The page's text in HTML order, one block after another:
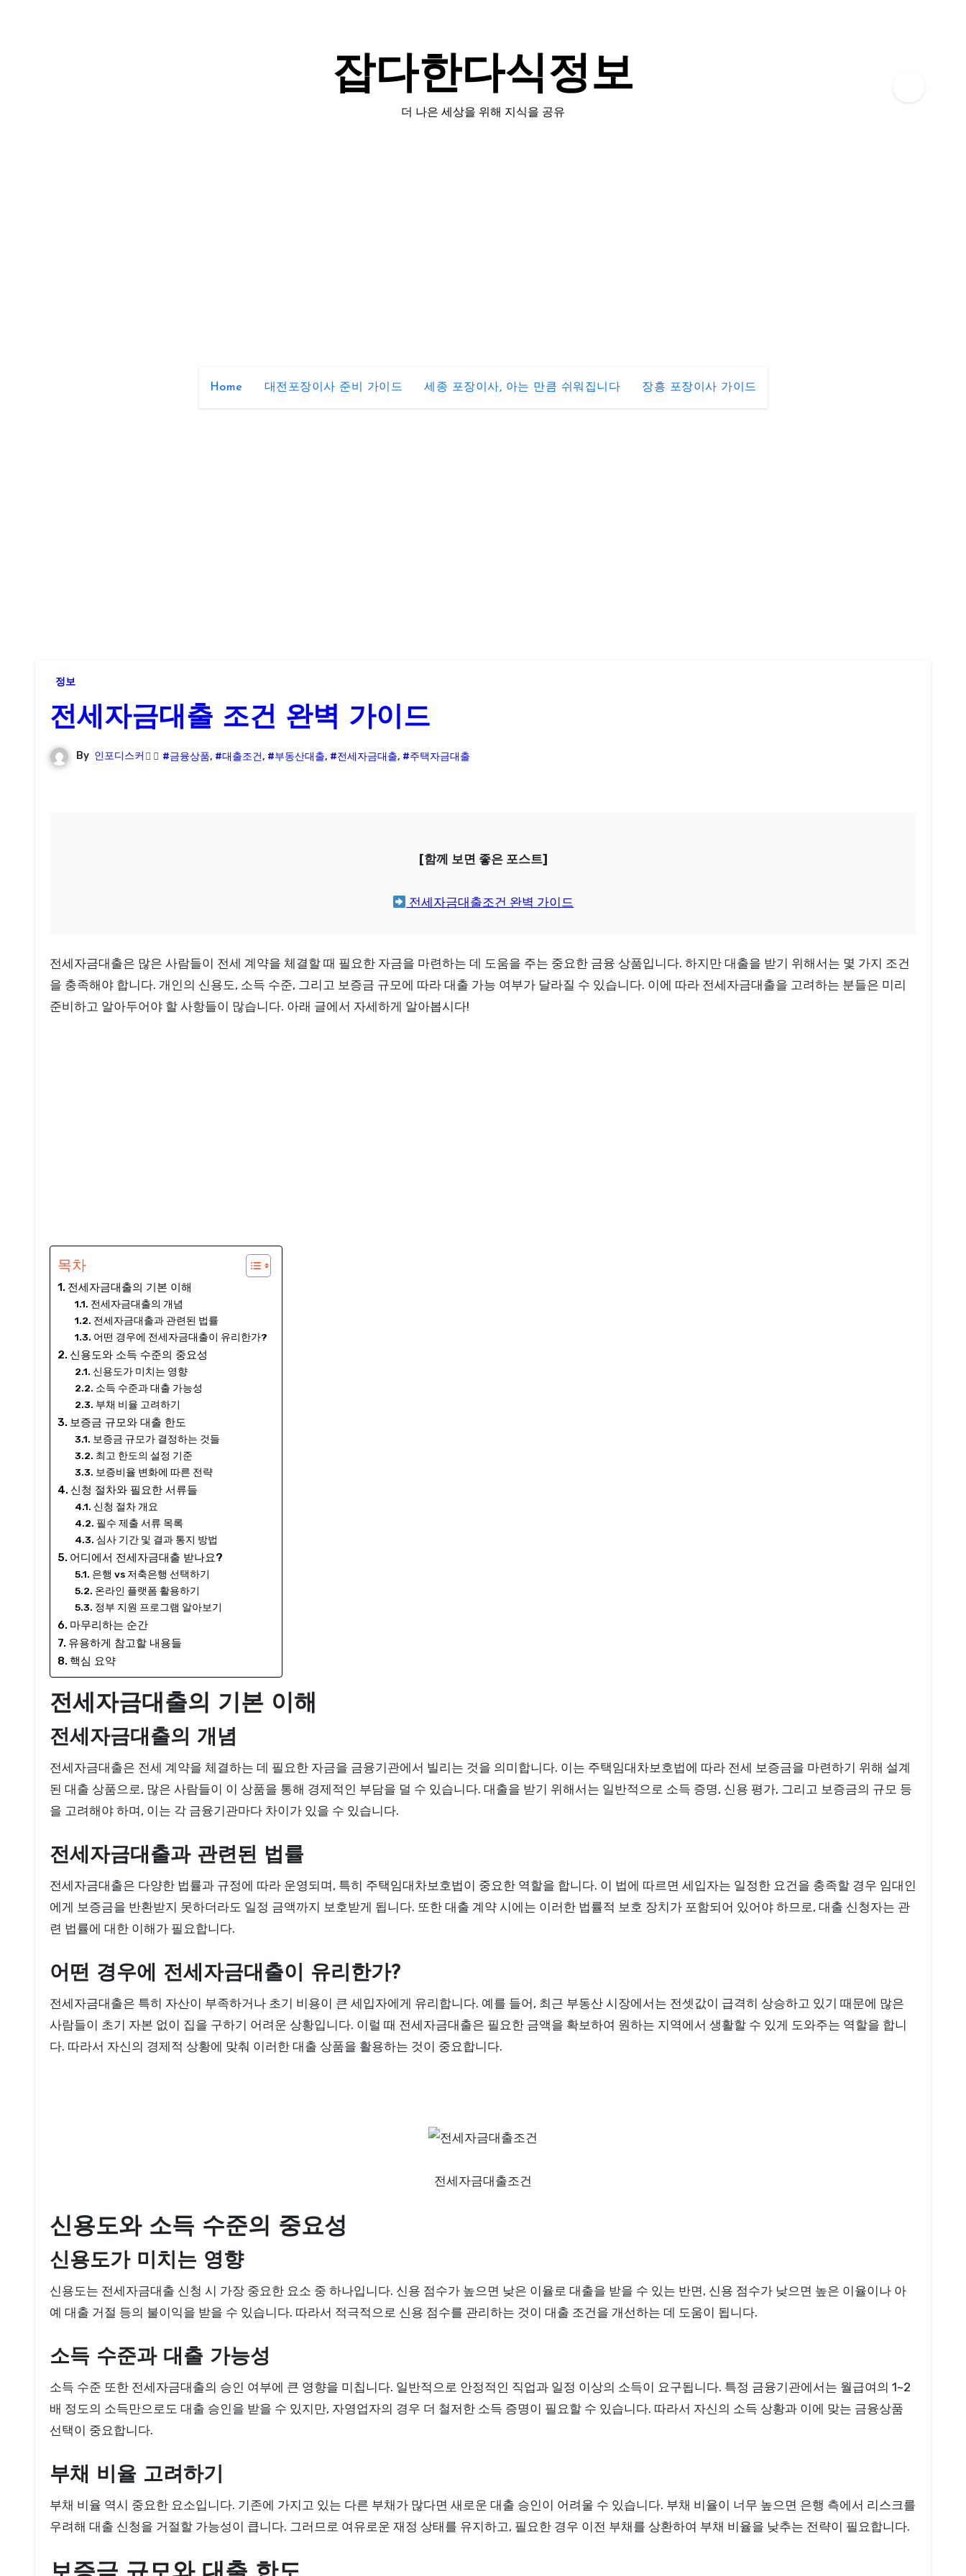
잡다한다식정보
더 나은 세상을 위해 지식을 공유
Home 대전포장이사 준비 가이드 세종 포장이사, 아는 만큼 쉬워집니다 장흥 포장이사 가이드
정보
전세자금대출 조건 완벽 가이드
By 인포디스커 #금융상품, #대출조건, #부동산대출, #전세자금대출, #주택자금대출
[함께 보면 좋은 포스트]
전세자금대출조건 완벽 가이드
전세자금대출은 많은 사람들이 전세 계약을 체결할 때 필요한 자금을 마련하는 데 도움을 주는 중요한 금융 상품입니다. 하지만 대출을 받기 위해서는 몇 가지 조건
을 충족해야 합니다. 개인의 신용도, 소득 수준, 그리고 보증금 규모에 따라 대출 가능 여부가 달라질 수 있습니다. 이에 따라 전세자금대출을 고려하는 분들은 미리
준비하고 알아두어야 할 사항들이 많습니다. 아래 글에서 자세하게 알아봅시다!
목차
전세자금대출의 기본 이해
전세자금대출의 개념
전세자금대출과 관련된 법률
어떤 경우에 전세자금대출이 유리한가?
신용도와 소득 수준의 중요성
신용도가 미치는 영향
소득 수준과 대출 가능성
부채 비율 고려하기
보증금 규모와 대출 한도
보증금 규모가 결정하는 것들
최고 한도의 설정 기준
보증비율 변화에 따른 전략
신청 절차와 필요한 서류들
신청 절차 개요
필수 제출 서류 목록
심사 기간 및 결과 통지 방법
어디에서 전세자금대출 받나요?
은행 vs 저축은행 선택하기
온라인 플랫폼 활용하기
정부 지원 프로그램 알아보기
마무리하는 순간
유용하게 참고할 내용들
핵심 요약
전세자금대출의 기본 이해
전세자금대출의 개념
전세자금대출은 전세 계약을 체결하는 데 필요한 자금을 금융기관에서 빌리는 것을 의미합니다. 이는 주택임대차보호법에 따라 전세 보증금을 마련하기 위해 설계
된 대출 상품으로, 많은 사람들이 이 상품을 통해 경제적인 부담을 덜 수 있습니다. 대출을 받기 위해서는 일반적으로 소득 증명, 신용 평가, 그리고 보증금의 규모 등
을 고려해야 하며, 이는 각 금융기관마다 차이가 있을 수 있습니다.
전세자금대출과 관련된 법률
전세자금대출은 다양한 법률과 규정에 따라 운영되며, 특히 주택임대차보호법이 중요한 역할을 합니다. 이 법에 따르면 세입자는 일정한 요건을 충족할 경우 임대인
에게 보증금을 반환받지 못하더라도 일정 금액까지 보호받게 됩니다. 또한 대출 계약 시에는 이러한 법률적 보호 장치가 포함되어 있어야 하므로, 대출 신청자는 관
련 법률에 대한 이해가 필요합니다.
어떤 경우에 전세자금대출이 유리한가?
전세자금대출은 특히 자산이 부족하거나 초기 비용이 큰 세입자에게 유리합니다. 예를 들어, 최근 부동산 시장에서는 전셋값이 급격히 상승하고 있기 때문에 많은
사람들이 초기 자본 없이 집을 구하기 어려운 상황입니다. 이럴 때 전세자금대출은 필요한 금액을 확보하여 원하는 지역에서 생활할 수 있게 도와주는 역할을 합니
다. 따라서 자신의 경제적 상황에 맞춰 이러한 대출 상품을 활용하는 것이 중요합니다.
전세자금대출조건
신용도와 소득 수준의 중요성
신용도가 미치는 영향
신용도는 전세자금대출 신청 시 가장 중요한 요소 중 하나입니다. 신용 점수가 높으면 낮은 이율로 대출을 받을 수 있는 반면, 신용 점수가 낮으면 높은 이율이나 아
예 대출 거절 등의 불이익을 받을 수 있습니다. 따라서 적극적으로 신용 점수를 관리하는 것이 대출 조건을 개선하는 데 도움이 됩니다.
소득 수준과 대출 가능성
소득 수준 또한 전세자금대출의 승인 여부에 큰 영향을 미칩니다. 일반적으로 안정적인 직업과 일정 이상의 소득이 요구됩니다. 특정 금융기관에서는 월급여의 1~2
배 정도의 소득만으로도 대출 승인을 받을 수 있지만, 자영업자의 경우 더 철저한 소득 증명이 필요할 수 있습니다. 따라서 자신의 소득 상황과 이에 맞는 금융상품
선택이 중요합니다.
부채 비율 고려하기
부채 비율 역시 중요한 요소입니다. 기존에 가지고 있는 다른 부채가 많다면 새로운 대출 승인이 어려울 수 있습니다. 부채 비율이 너무 높으면 은행 측에서 리스크를
우려해 대출 신청을 거절할 가능성이 큽니다. 그러므로 여유로운 재정 상태를 유지하고, 필요한 경우 이전 부채를 상환하여 부채 비율을 낮추는 전략이 필요합니다.